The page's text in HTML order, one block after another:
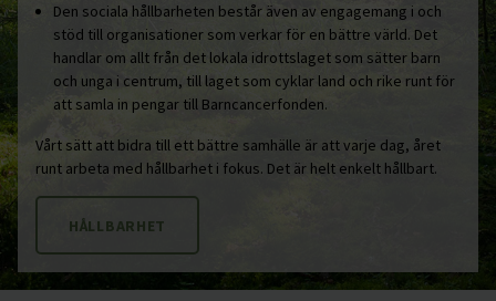
Den sociala hållbarheten består även av engagemang i och
stöd till organisationer som verkar för en bättre värld. Det
handlar om allt från det lokala idrottslaget som sätter barn
och unga i centrum, till laget som cyklar land och rike runt för
att samla in pengar till Barncancerfonden.
Vårt sätt att bidra till ett bättre samhälle är att varje dag, året
runt arbeta med hållbarhet i fokus. Det är helt enkelt hållbart.
HÅLLBARHET